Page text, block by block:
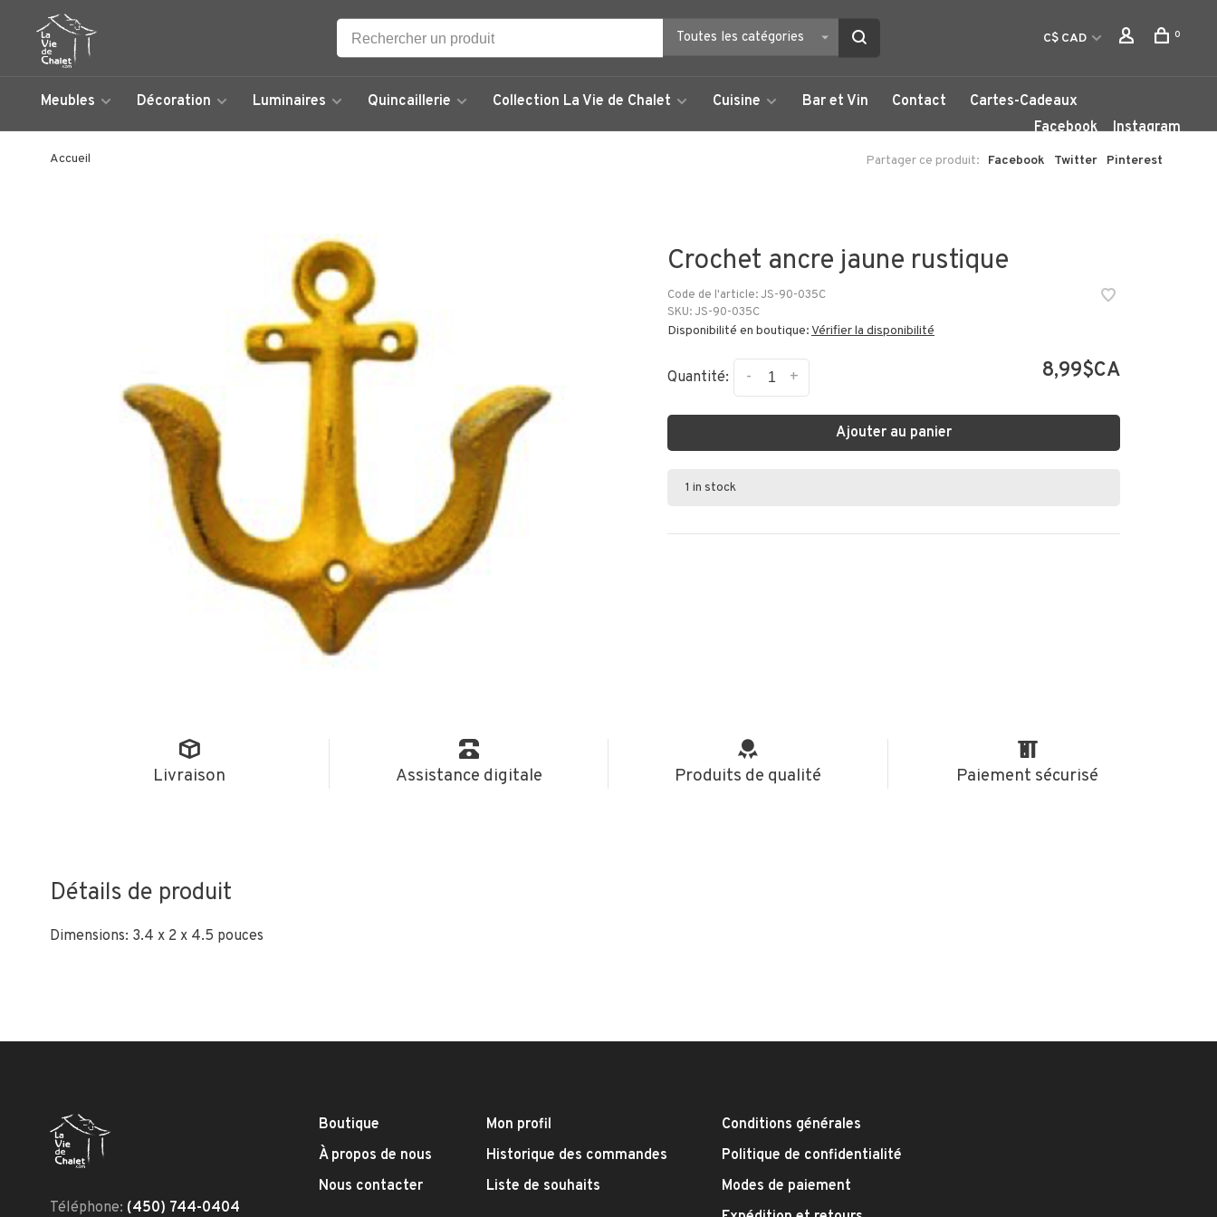
Toutes les catégories C$ CAD 0
Meubles Décoration Luminaires Quincaillerie Collection La Vie de Chalet Cuisine Bar et Vin Contact
Cartes-Cadeaux
Facebook
Instagram
Accueil Partager ce produit: Facebook Twitter Pinterest
Crochet ancre jaune rustique
Code de l'article:JS-90-035C
SKU:JS-90-035C
Disponibilité en boutique:Vérifier la disponibilité
Quantité: +
- 8,99$CA
Ajouter au panier
1 in stock
Livraison Assistance digitale Produits de qualité Paiement sécurisé
Détails de produit
Dimensions: 3.4 x 2 x 4.5 pouces
Téléphone: (450) 744-0404
Boutique
À propos de nous
Nous contacter
Mon profil
Historique des commandes
Liste de souhaits
Conditions générales
Politique de confidentialité
Modes de paiement